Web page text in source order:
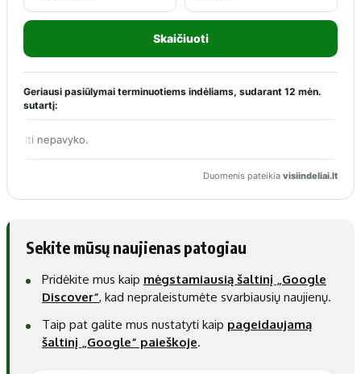
Sekite mūsų naujienas patogiau
Pridėkite mus kaip mėgstamiausią šaltinį „Google
Discover“, kad nepraleistumėte svarbiausių naujienų.
Taip pat galite mus nustatyti kaip pageidaujamą
šaltinį „Google“ paieškoje.